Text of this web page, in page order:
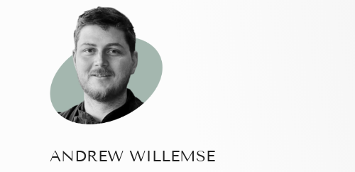
ANDREW WILLEMSE